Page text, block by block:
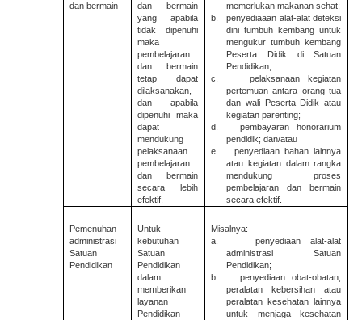
dan bermain
dan bermain
yang apabila
tidak dipenuhi
maka
pembelajaran
dan bermain
tetap dapat
dilaksanakan,
dan apabila
dipenuhi maka
dapat
mendukung
pelaksanaan
pembelajaran
dan bermain
secara lebih
efektif.
memerlukan makanan sehat;
b.
penyediaaan alat-alat deteksi
dini tumbuh kembang untuk
mengukur tumbuh kembang
Peserta Didik di Satuan
Pendidikan;
c.
pelaksanaan kegiatan
pertemuan antara orang tua
dan wali Peserta Didik atau
kegiatan parenting;
d.
pembayaran honorarium
pendidik; dan/atau
e.
penyediaan bahan lainnya
atau kegiatan dalam rangka
mendukung proses
pembelajaran dan bermain
secara efektif.
Pemenuhan
administrasi
Satuan
Pendidikan
Untuk
kebutuhan
Satuan
Pendidikan
dalam
memberikan
layanan
Pendidikan
Misalnya:
a.
penyediaan alat-alat
administrasi Satuan
Pendidikan;
b.
penyediaan obat-obatan,
peralatan kebersihan atau
peralatan kesehatan lainnya
untuk menjaga kesehatan